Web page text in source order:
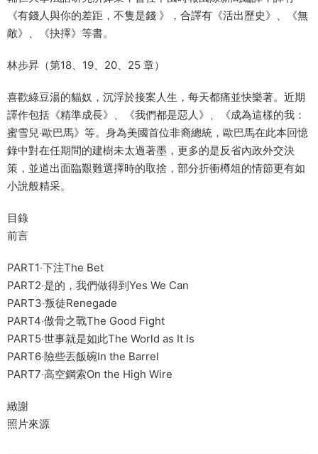
《有錢人與你的差距，不隻是錢 》，合譯有《活出歷史》、《無
敵》、《抉擇》等書。
林步昇（第18、19、20、25 章）
喜歡綠豆湯的貓奴，沉浮於接案人生，每天都痛並快樂著。近期
譯作包括《精準成長》、《我們都是惡人》、《成為這樣的我：
蜜雪兒‧歐巴馬》等。身為美國首位非裔總統，歐巴馬在此本回憶
錄中對在任期間的建樹未太過著墨，更多的是反省內政外交決
策，並道出面臨艱難選擇時的取捨，部分折衝樽俎的情節更有如
小說般精采。
目錄
前言
PART1‧下注The Bet
PART2‧是的，我們做得到Yes We Can
PART3‧叛徒Renegade
PART4‧傲骨之戰The Good Fight
PART5‧世事就是如此The World as It Is
PART6‧險些丟飯碗In the Barrel
PART7‧高空鋼索On the High Wire
緻謝
照片來源